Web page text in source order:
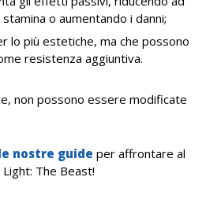
o aumentando i danni;
lo più estetiche, ma che possono
resistenza aggiuntiva.
non possono essere modificate
nostre guide per affrontare al
The Beast!